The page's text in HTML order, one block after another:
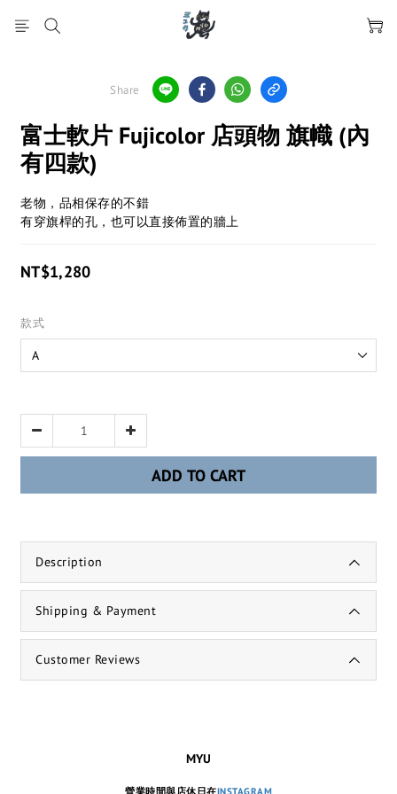
Share
富士軟片 Fujicolor 店頭物 旗幟 (內
有四款)
老物，品相保存的不錯
有穿旗桿的孔，也可以直接佈置的牆上
NT$1,280
款式
ADD TO CART
Description
Shipping & Payment
Customer Reviews
MYU
營業時間與店休日在INSTAGRAM